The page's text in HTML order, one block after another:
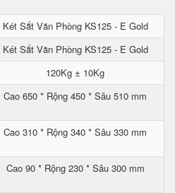
Két Sắt Văn Phòng KS125 - E Gold
Két Sắt Văn Phòng KS125 - E Gold
120Kg ± 10Kg
Cao 650 * Rộng 450 * Sâu 510 mm
Cao 310 * Rộng 340 * Sâu 330 mm
Cao 90 * Rộng 230 * Sâu 300 mm